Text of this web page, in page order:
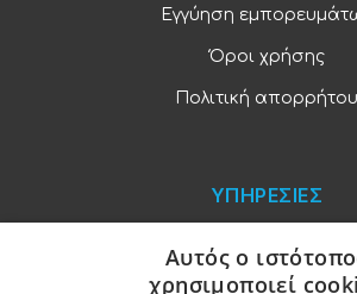
Εγγύηση
Όροι χρήσης
Πολιτική απορρήτου
ΥΠΗΡΕΣΙΕΣ
Παραγγελίες και
Αυτός ο
χρησιμοποιεί